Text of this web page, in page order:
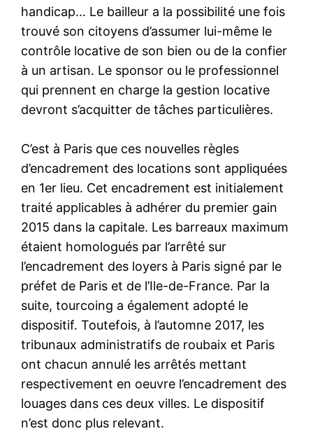
handicap… Le bailleur a la possibilité une fois
trouvé son citoyens d’assumer lui-même le
contrôle locative de son bien ou de la confier
à un artisan. Le sponsor ou le professionnel
qui prennent en charge la gestion locative
devront s’acquitter de tâches particulières.
C’est à Paris que ces nouvelles règles
d’encadrement des locations sont appliquées
en 1er lieu. Cet encadrement est initialement
traité applicables à adhérer du premier gain
2015 dans la capitale. Les barreaux maximum
étaient homologués par l’arrêté sur
l’encadrement des loyers à Paris signé par le
préfet de Paris et de l’Ile-de-France. Par la
suite, tourcoing a également adopté le
dispositif. Toutefois, à l’automne 2017, les
tribunaux administratifs de roubaix et Paris
ont chacun annulé les arrêtés mettant
respectivement en oeuvre l’encadrement des
louages dans ces deux villes. Le dispositif
n’est donc plus relevant.